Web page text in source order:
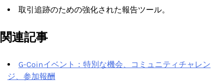
取引追跡のための強化された報告ツール。
関連記事
G-Coinイベント：特別な機会、コミュニティチャレン
ジ、参加報酬